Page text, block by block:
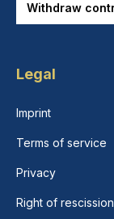
Withdraw
Legal
Imprint
Terms of service
Privacy
Right of rescission